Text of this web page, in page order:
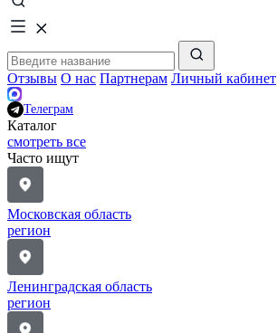
Отзывы О нас Партнерам Личный кабинет
Телеграм
Каталог
смотреть все
Часто ищут
Московская область
регион
Ленинградская область
регион